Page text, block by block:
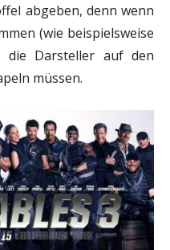
abgeben, denn wenn
(wie beispielsweise
die Darsteller auf den
müssen.